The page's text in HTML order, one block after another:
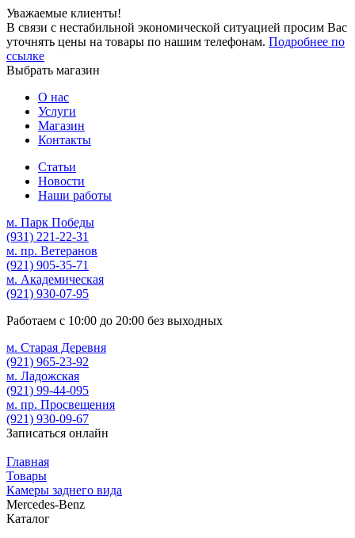
Уважаемые клиенты!
В связи с нестабильной экономической ситуацией просим Вас
уточнять цены на товары по нашим телефонам. Подробнее по
ссылке
Выбрать магазин
О нас
Услуги
Магазин
Контакты
Статьи
Новости
Наши работы
м. Парк Победы
(931) 221-22-31
м. пр. Ветеранов
(921) 905-35-71
м. Академическая
(921) 930-07-95
Работаем с 10:00 до 20:00 без выходных
м. Старая Деревня
(921) 965-23-92
м. Ладожская
(921) 99-44-095
м. пр. Просвещения
(921) 930-09-67
Записаться онлайн
Главная
Товары
Камеры заднего вида
Mercedes-Benz
Каталог